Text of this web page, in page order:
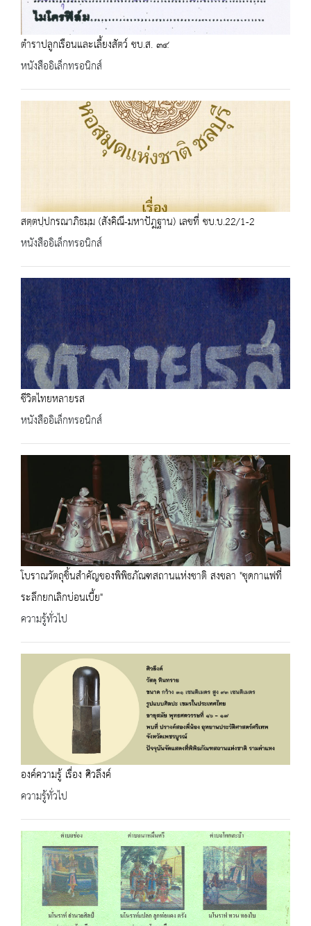
ตำราปลูกเรือนและเลี้ยงสัตว์ ชบ.ส. ๓๔
หนังสืออิเล็กทรอนิกส์
สตฺตปฺปกรณาภิธมฺม (สังคิณี-มหาปัฎฐาน) เลขที่ ชบ.บ.22/1-2
หนังสืออิเล็กทรอนิกส์
ชีวิตไทยหลายรส
หนังสืออิเล็กทรอนิกส์
โบราณวัตถุชิ้นสำคัญของพิพิธภัณฑสถานแห่งชาติ สงขลา "ชุดกาแฟที่
ระลึกยกเลิกบ่อนเบี้ย"
ความรู้ทั่วไป
องค์ความรู้ เรื่อง ศิวลึงค์
ความรู้ทั่วไป